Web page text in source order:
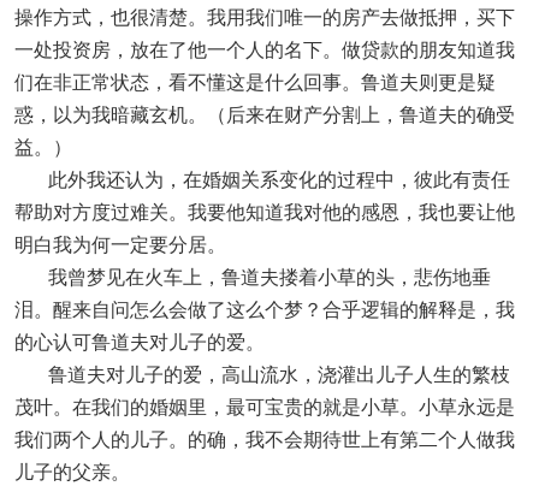
操作方式，也很清楚。我用我们唯一的房产去做抵押，买下
一处投资房，放在了他一个人的名下。做贷款的朋友知道我
们在非正常状态，看不懂这是什么回事。鲁道夫则更是疑
惑，以为我暗藏玄机。（后来在财产分割上，鲁道夫的确受
益。）
此外我还认为，在婚姻关系变化的过程中，彼此有责任
帮助对方度过难关。我要他知道我对他的感恩，我也要让他
明白我为何一定要分居。
我曾梦见在火车上，鲁道夫搂着小草的头，悲伤地垂
泪。醒来自问怎么会做了这么个梦？合乎逻辑的解释是，我
的心认可鲁道夫对儿子的爱。
鲁道夫对儿子的爱，高山流水，浇灌出儿子人生的繁枝
茂叶。在我们的婚姻里，最可宝贵的就是小草。小草永远是
我们两个人的儿子。的确，我不会期待世上有第二个人做我
儿子的父亲。